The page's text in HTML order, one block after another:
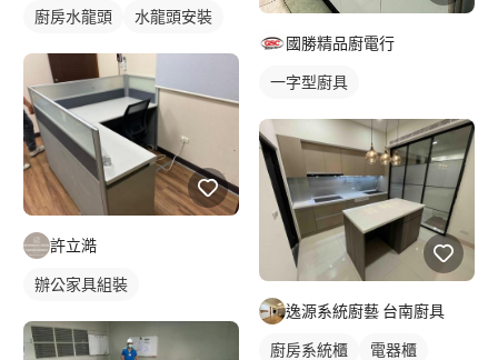
廚房水龍頭 水龍頭安裝
許立澔
辦公家具組裝
國勝精品廚電行
一字型廚具
逸源系統廚藝 台南廚具
廚房系統櫃 電器櫃